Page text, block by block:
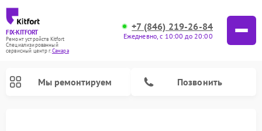
FIX-KITFORT
Ремонт устройств Kitfort
Специализированный
cервисный центр г.Самара
+7 (846) 219-26-84
Ежедневно, с 10:00 до 20:00
Мы ремонтируем Позвонить